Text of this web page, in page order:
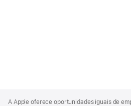
Footer
A Apple oferece oportunidades iguais de